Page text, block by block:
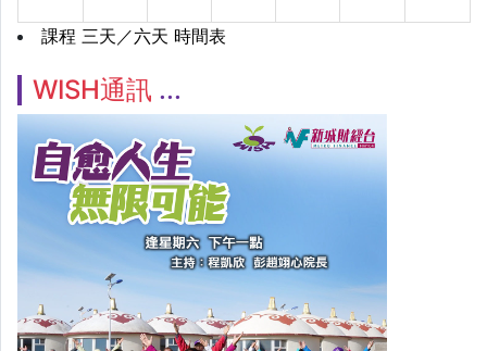
課程 三天／六天 時間表
WISH通訊